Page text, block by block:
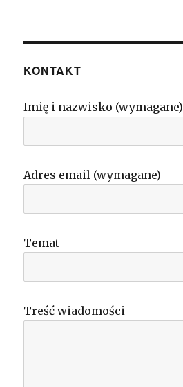
KONTAKT
Imię i nazwisko (wymagane)
Adres email (wymagane)
Temat
Treść wiadomości